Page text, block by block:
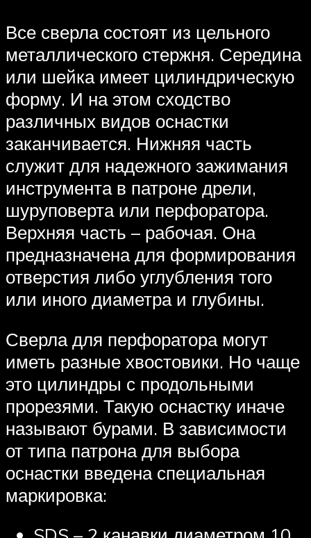
Все сверла состоят из цельного
металлического стержня. Середина
или шейка имеет цилиндрическую
форму. И на этом сходство
различных видов оснастки
заканчивается. Нижняя часть
служит для надежного зажимания
инструмента в патроне дрели,
шуруповерта или перфоратора.
Верхняя часть – рабочая. Она
предназначена для формирования
отверстия либо углубления того
или иного диаметра и глубины.
Сверла для перфоратора могут
иметь разные хвостовики. Но чаще
это цилиндры с продольными
прорезями. Такую оснастку иначе
называют бурами. В зависимости
от типа патрона для выбора
оснастки введена специальная
маркировка: